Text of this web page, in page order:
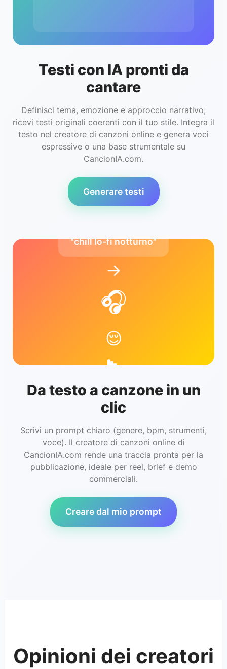
Testi con IA pronti da
cantare
Definisci tema, emozione e approccio narrativo;
ricevi testi originali coerenti con il tuo stile. Integra il
testo nel creatore di canzoni online e genera voci
espressive o una base strumentale su
CancionIA.com.
Generare testi
Da testo a canzone in un
clic
Scrivi un prompt chiaro (genere, bpm, strumenti,
voce). Il creatore di canzoni online di
CancionIA.com rende una traccia pronta per la
pubblicazione, ideale per reel, brief e demo
commerciali.
Creare dal mio prompt
"chill lo-fi notturno"
→
🎧
😌
Opinioni dei creatori